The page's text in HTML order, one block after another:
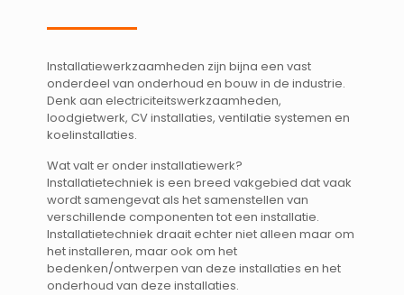
Installatiewerkzaamheden zijn bijna een vast
onderdeel van onderhoud en bouw in de industrie.
Denk aan electriciteitswerkzaamheden,
loodgietwerk, CV installaties, ventilatie systemen en
koelinstallaties.
Wat valt er onder installatiewerk?
Installatietechniek is een breed vakgebied dat vaak
wordt samengevat als het samenstellen van
verschillende componenten tot een installatie.
Installatietechniek draait echter niet alleen maar om
het installeren, maar ook om het
bedenken/ontwerpen van deze installaties en het
onderhoud van deze installaties.